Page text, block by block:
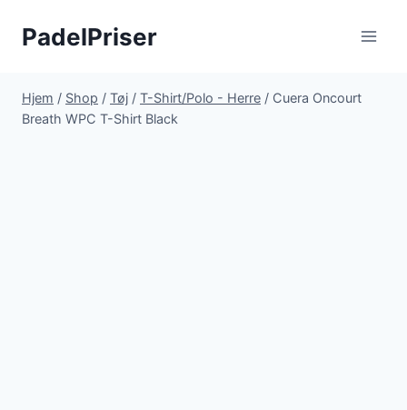
PadelPriser
Hjem / Shop / Tøj / T-Shirt/Polo - Herre / Cuera Oncourt
Breath WPC T-Shirt Black